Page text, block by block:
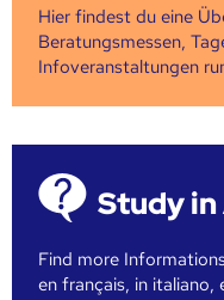
Hier findest du eine
Beratungsmessen,
Infoveranstaltungen
Study
Find more
en français, in italiano,